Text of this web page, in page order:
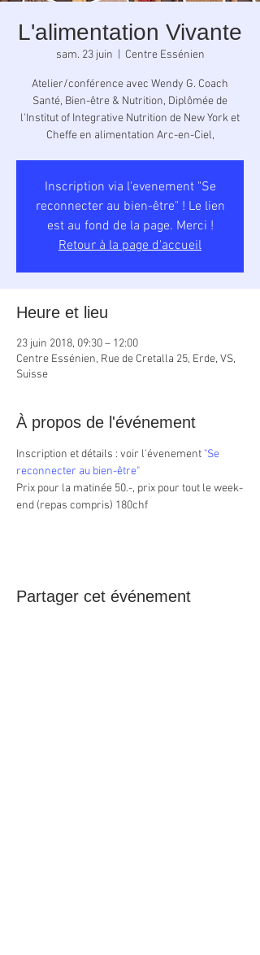
L'alimentation Vivante
sam. 23 juin Centre Essénien
Atelier/conférence avec Wendy G. Coach
Santé, Bien-être & Nutrition, Diplômée de
l'Institut of Integrative Nutrition de New York et
Cheffe en alimentation Arc-en-Ciel,
Inscription via l'evenement "Se
reconnecter au bien-être" ! Le lien
est au fond de la page. Merci !
Retour à la page d'accueil
Heure et lieu
23 juin 2018, 09:30 – 12:00
Centre Essénien, Rue de Cretalla 25, Erde, VS,
Suisse
À propos de l'événement
Inscription et détails : voir l'évenement "Se
reconnecter au bien-être"
Prix pour la matinée 50.-, prix pour tout le week-
end (repas compris) 180chf
Partager cet événement